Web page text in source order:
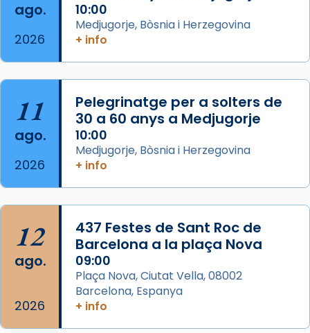
Aquest dilluns, 27 de juliol, ha tingut lloc la
missa d’acció de gràcies en agraïment al
comitè organitzador de la visita apostòlica
del Sant Pare Lleó XIV a Barcelona, i als
col·laboradors, a la Catedral de Barcelona.
L’arquebisbe de Barcelona, el cardenal Joan
Josep Omella, ha presidit la missa i l’ha
concelebrat el bisbe auxiliar de Barcelona,
Mons. David Abadías.
📸 Dr. G. Simón
Foto
View on Facebook · Share
Arquebisbat de Barcelona
2 weeks ago
Memòria de les santes Juliana i
ago.
2026
10:00
Medjugorje, Bòsnia i Herzegovina
+ info
11
ago.
2026
Pelegrinatge per a solters de
30 a 60 anys a Medjugorje
10:00
Medjugorje, Bòsnia i Herzegovina
+ info
12
ago.
2026
437 Festes de Sant Roc de
Barcelona a la plaça Nova
09:00
Plaça Nova, Ciutat Vella, 08002
Barcelona, Espanya
+ info